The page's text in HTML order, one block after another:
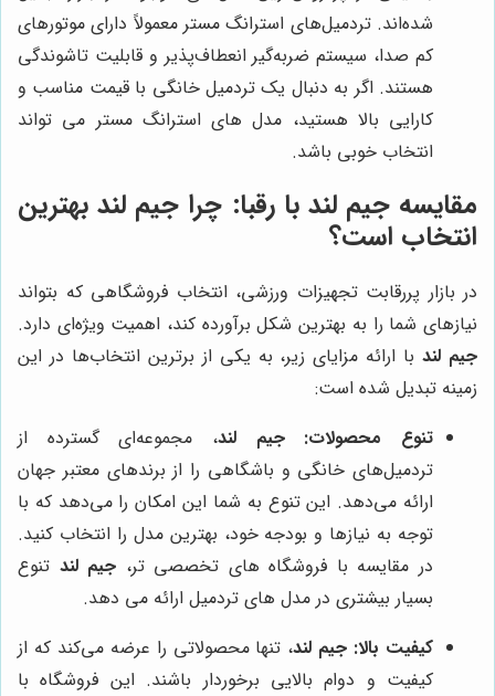
شده‌اند. تردمیل‌های استرانگ مستر معمولاً دارای موتورهای
کم صدا، سیستم ضربه‌گیر انعطاف‌پذیر و قابلیت تاشوندگی
هستند. اگر به دنبال یک تردمیل خانگی با قیمت مناسب و
کارایی بالا هستید، مدل های استرانگ مستر می تواند
انتخاب خوبی باشد.
مقایسهجیم لند با رقبا: چرا جیم لندبهترین
انتخاب است؟
در بازار پررقابت تجهیزات ورزشی، انتخاب فروشگاهی که بتواند
نیازهای شما را به بهترین شکل برآورده کند، اهمیت ویژه‌ای دارد.
جیم لندبا ارائه مزایای زیر، به یکی از برترین انتخاب‌ها در این
زمینه تبدیل شده است:
تنوع محصولات:
جیم لند، مجموعه‌ای گسترده از
تردمیل‌های خانگی و باشگاهی را از برندهای معتبر جهان
ارائه می‌دهد. این تنوع به شما این امکان را می‌دهد که با
توجه به نیازها و بودجه خود، بهترین مدل را انتخاب کنید.
در مقایسه با فروشگاه های تخصصی تر، جیم لند تنوع
بسیار بیشتری در مدل های تردمیل ارائه می دهد.
کیفیت بالا: جیم لند، تنها محصولاتی را عرضه می‌کند که از
کیفیت و دوام بالایی برخوردار باشند. این فروشگاه با